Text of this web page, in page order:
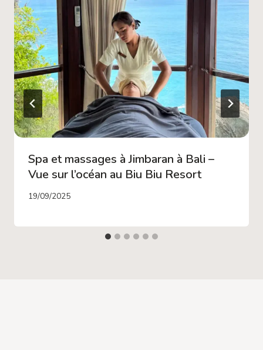
Spa et massages à Jimbaran à Bali –
Vue sur l’océan au Biu Biu Resort
19/09/2025